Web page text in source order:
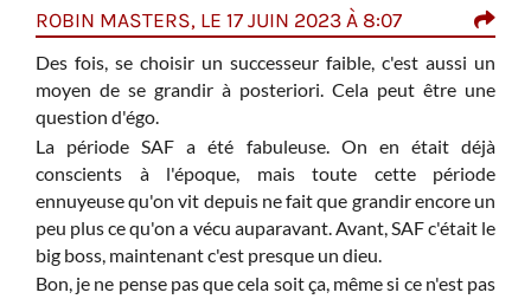
ROBIN MASTERS, LE 17 JUIN 2023 À 8:07
Des fois, se choisir un successeur faible, c'est aussi un
moyen de se grandir à posteriori. Cela peut être une
question d'égo.
La période SAF a été fabuleuse. On en était déjà
conscients à l'époque, mais toute cette période
ennuyeuse qu'on vit depuis ne fait que grandir encore un
peu plus ce qu'on a vécu auparavant. Avant, SAF c'était le
big boss, maintenant c'est presque un dieu.
Bon, je ne pense pas que cela soit ça, même si ce n'est pas